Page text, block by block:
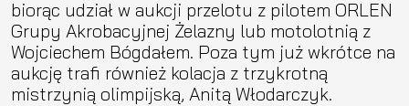
biorąc udział w aukcji przelotu z pilotem ORLEN
Grupy Akrobacyjnej Żelazny lub motolotnią z
Wojciechem Bógdałem. Poza tym już wkrótce na
aukcję trafi również kolacja z trzykrotną
mistrzynią olimpijską, Anitą Włodarczyk.